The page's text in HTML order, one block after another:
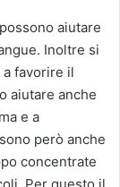
aiutare
Inoltre si
favorire il
aiutare anche
e a
però anche
concentrate